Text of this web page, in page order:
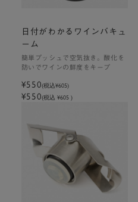
日付がわかるワインバキュ
ーム
簡単プッシュで空気抜き。酸化を
防いでワインの鮮度をキープ
¥550(税込¥605)
¥550(税込 ¥605 )